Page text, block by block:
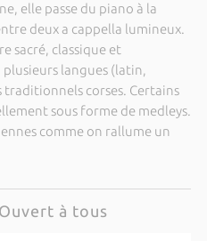
elle passe du piano à la
deux a cappella lumineux.
sacré, classique et
langues (latin,
corses. Certains
sous forme de medleys.
comme on rallume un
Ouvert à tous